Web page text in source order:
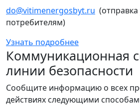
do@vitimenergosbyt.ru
потребителям)
Узнать подробнее
Коммуникационная
линии безопасности
Сообщите информацию о всех
действиях следующими